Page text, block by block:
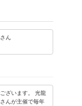
ん
ざいます。 光龍
んが主催で毎年